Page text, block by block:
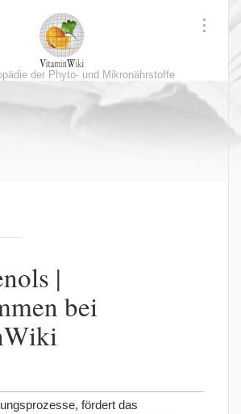
der Phyto- und Mikronährstoffe
|
bei
fördert das